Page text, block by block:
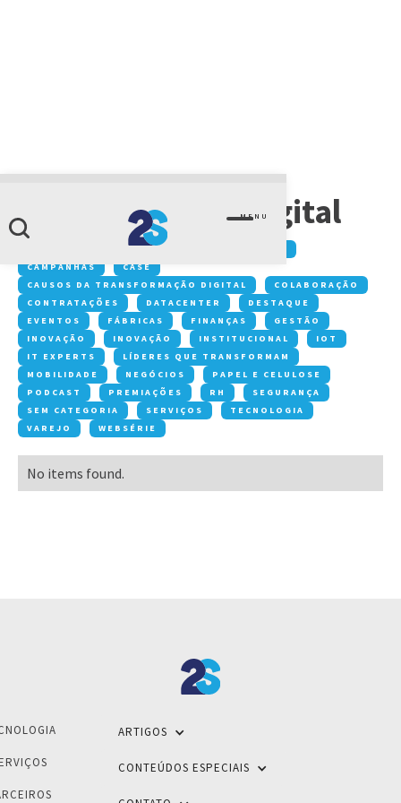
MENU
Transformação digital
ACONTECE NA 2S
CAMPANHAS
CASE
CAUSOS DA TRANSFORMAÇÃO DIGITAL
COLABORAÇÃO
CONTRATAÇÕES
DATACENTER
DESTAQUE
EVENTOS
FÁBRICAS FINANÇAS
GESTÃO
INOVAÇÃO
INOVAÇÃO INSTITUCIONAL
IOT
IT EXPERTS
LÍDERES QUE TRANSFORMAM
MOBILIDADE
NEGÓCIOS
PAPEL E CELULOSE
PODCAST
PREMIAÇÕES RH
SEGURANÇA
SEM CATEGORIA
SERVIÇOS
TECNOLOGIA
VAREJO
WEBSÉRIE
No items found.
ARTIGOS
CONTEÚDOS ESPECIAIS